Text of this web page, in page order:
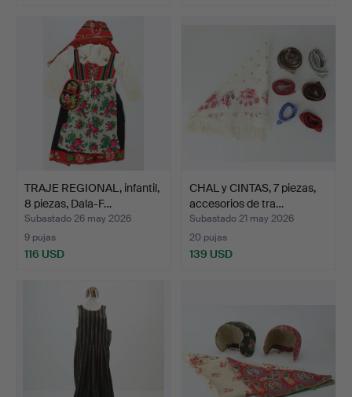
TRAJE REGIONAL, infantil,
8 piezas, Dala-F…
Subastado 26 may 2026
9 pujas
116 USD
CHAL y CINTAS, 7 piezas,
accesorios de tra…
Subastado 21 may 2026
20 pujas
139 USD